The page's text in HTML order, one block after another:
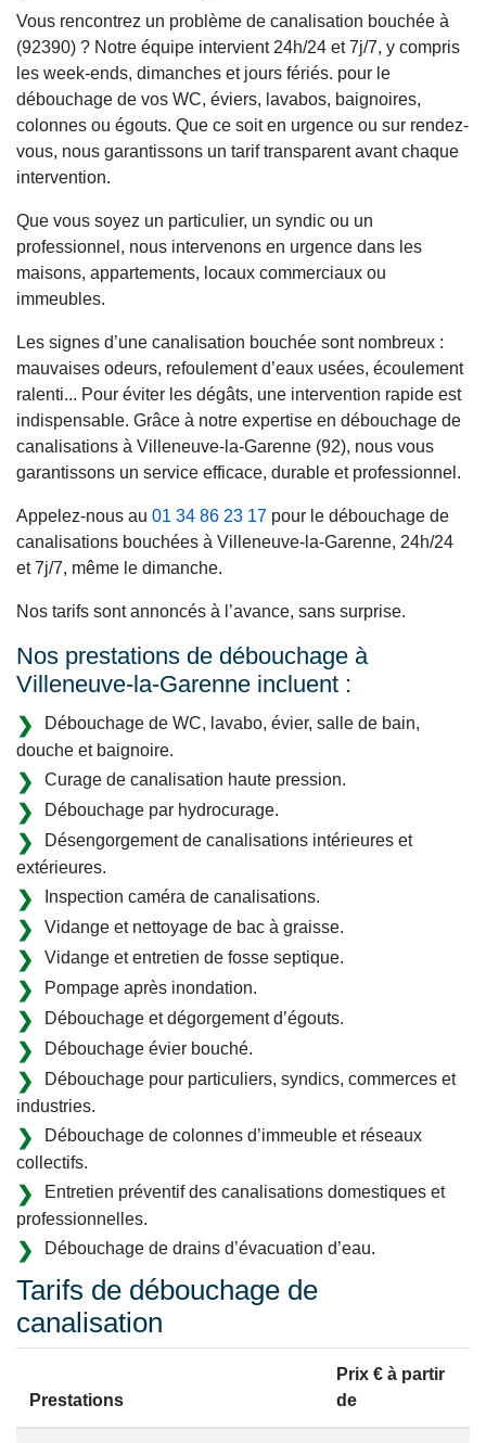
Vous rencontrez un problème de canalisation bouchée à
(92390) ? Notre équipe intervient 24h/24 et 7j/7, y compris
les week-ends, dimanches et jours fériés. pour le
débouchage de vos WC, éviers, lavabos, baignoires,
colonnes ou égouts. Que ce soit en urgence ou sur rendez-
vous, nous garantissons un tarif transparent avant chaque
intervention.
Que vous soyez un particulier, un syndic ou un
professionnel, nous intervenons en urgence dans les
maisons, appartements, locaux commerciaux ou
immeubles.
Les signes d’une canalisation bouchée sont nombreux :
mauvaises odeurs, refoulement d’eaux usées, écoulement
ralenti... Pour éviter les dégâts, une intervention rapide est
indispensable. Grâce à notre expertise en débouchage de
canalisations à Villeneuve-la-Garenne (92), nous vous
garantissons un service efficace, durable et professionnel.
Appelez-nous au 01 34 86 23 17 pour le débouchage de
canalisations bouchées à Villeneuve-la-Garenne, 24h/24
et 7j/7, même le dimanche.
Nos tarifs sont annoncés à l’avance, sans surprise.
Nos prestations de débouchage à
Villeneuve-la-Garenne incluent :
Débouchage de WC, lavabo, évier, salle de bain,
douche et baignoire.
Curage de canalisation haute pression.
Débouchage par hydrocurage.
Désengorgement de canalisations intérieures et
extérieures.
Inspection caméra de canalisations.
Vidange et nettoyage de bac à graisse.
Vidange et entretien de fosse septique.
Pompage après inondation.
Débouchage et dégorgement d’égouts.
Débouchage évier bouché.
Débouchage pour particuliers, syndics, commerces et
industries.
Débouchage de colonnes d’immeuble et réseaux
collectifs.
Entretien préventif des canalisations domestiques et
professionnelles.
Débouchage de drains d’évacuation d’eau.
Tarifs de débouchage de
canalisation
Prestations
Prix € à partir
de